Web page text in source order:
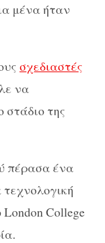
μένα ήταν
σχεδιαστές
να
της
πέρασα ένα
London College